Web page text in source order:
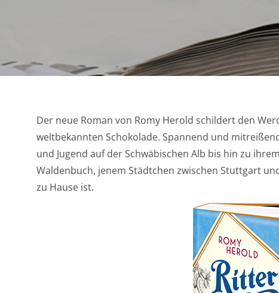
Der neue Roman von Romy Herold schildert den
weltbekannten Schokolade. Spannend und
und Jugend auf der Schwäbischen Alb bis hin zu
Waldenbuch, jenem Städtchen zwischen Stuttgart
zu Hause ist.